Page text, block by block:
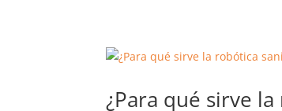
¿Para qué sirve